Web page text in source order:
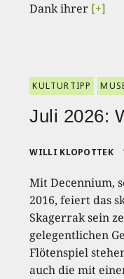
Dank ihrer [+]
KULTURTIPP
Juli 2026:
WILLI KLOPOTTEK
Mit Decennium,
2016, feiert das
Skagerrak sein
gelegentlichen
Flötenspiel
auch die mit